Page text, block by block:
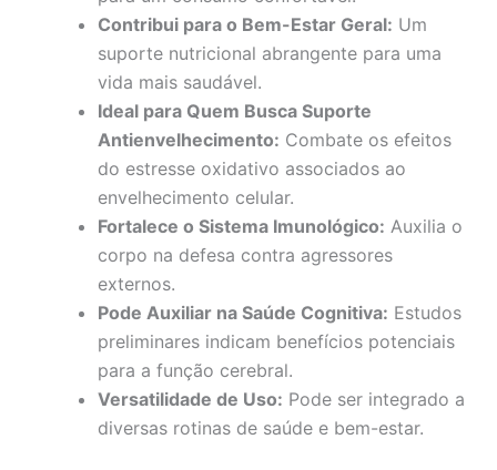
Contribui para o Bem-Estar Geral: Um
suporte nutricional abrangente para uma
vida mais saudável.
Ideal para Quem Busca Suporte
Antienvelhecimento: Combate os efeitos
do estresse oxidativo associados ao
envelhecimento celular.
Fortalece o Sistema Imunológico: Auxilia o
corpo na defesa contra agressores
externos.
Pode Auxiliar na Saúde Cognitiva: Estudos
preliminares indicam benefícios potenciais
para a função cerebral.
Versatilidade de Uso: Pode ser integrado a
diversas rotinas de saúde e bem-estar.